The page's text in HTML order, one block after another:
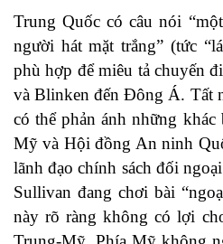
Trung Quốc có câu nói
người hát mặt trắng” (tức
phù hợp để miêu tả chuyến
và Blinken đến Đông Á. Tất
có thể phản ánh những
Mỹ và Hội đồng An ninh
lãnh đạo chính sách đối
Sullivan đang chơi bài
này rõ ràng không có lợi